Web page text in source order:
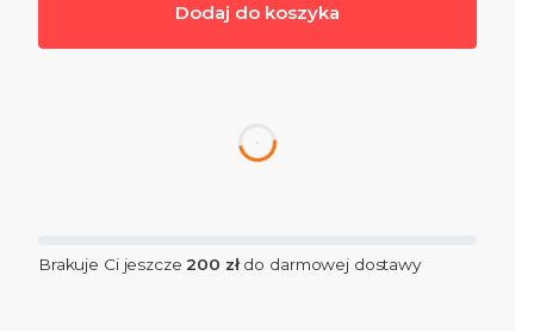
Dodaj do koszyka
Brakuje Ci jeszcze 200 złdo darmowej dostawy